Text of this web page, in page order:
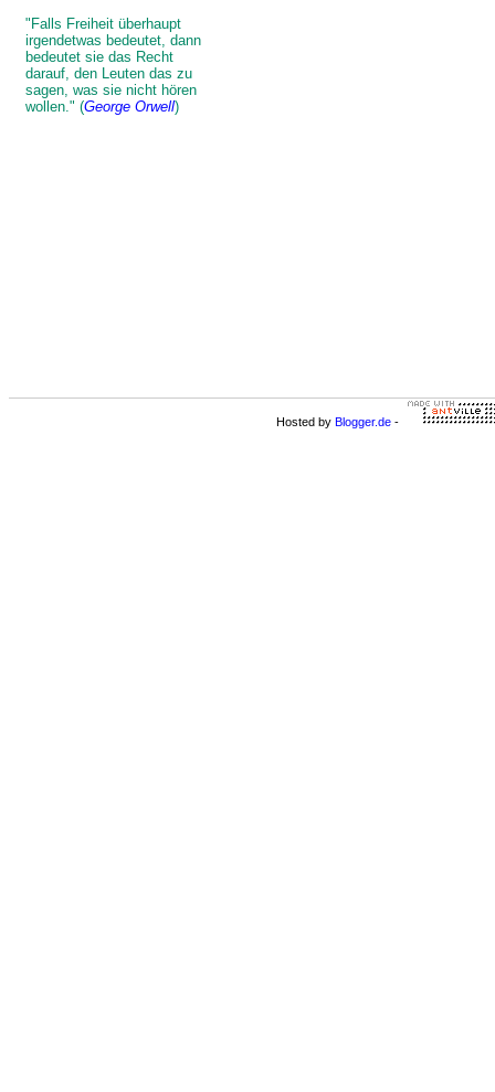
"Falls Freiheit überhaupt
irgendetwas bedeutet, dann
bedeutet sie das Recht
darauf, den Leuten das zu
sagen, was sie nicht hören
wollen." (George Orwell)
Hosted by Blogger.de -